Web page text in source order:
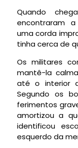
Quando
encontraram
uma corda
tinhacerca de
Os militares
mantê-la
até o interior
Segundo os
ferimentos
amortizou a
identificou
esquerdo da